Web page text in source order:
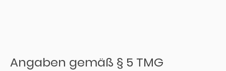
Angaben gemäß § 5 TMG